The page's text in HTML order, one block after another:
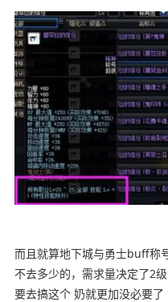
而且就算地下城与勇士buff称
不去多少的，需求量决定了2
要去搞这个 奶就更加没必要